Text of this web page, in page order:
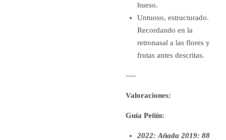
hueso.
Untuoso, estructurado.
Recordando en la
retronasal a las flores y
frutas antes descritas.
----
Valoraciones:
Guía Peñín:
2022: Añada 2019: 88